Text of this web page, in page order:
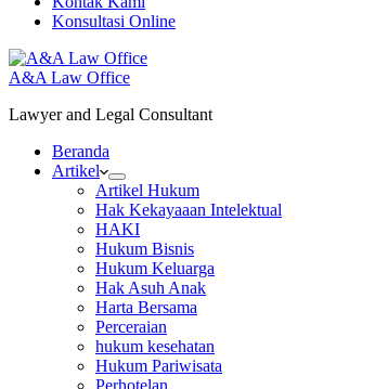
Konsultasi Online
A&A Law Office
Lawyer and Legal Consultant
Beranda
Artikel
Artikel Hukum
Hak Kekayaaan Intelektual
HAKI
Hukum Bisnis
Hukum Keluarga
Hak Asuh Anak
Harta Bersama
Perceraian
hukum kesehatan
Hukum Pariwisata
Perhotelan